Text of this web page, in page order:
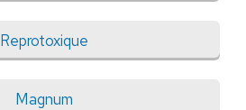
Reprotoxique
Magnum